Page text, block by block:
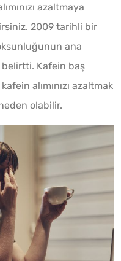
azaltmaya
2009 tarihli bir
ana
Kafein baş
alımınızı azaltmak
olabilir.